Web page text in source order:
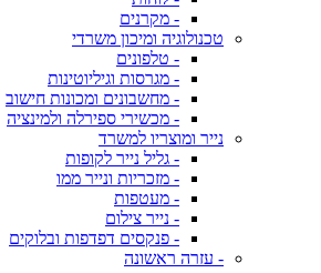
- מקרנים
טכנולוגיה ומיכון משרדי
- טלפונים
- מגרסות וגיליוטינות
- מחשבונים ומכונות חישוב
- מכשירי ספירלה ולמינציה
נייר ומוצריו למשרד
- גליל נייר לקופות
- מזכריות ונייר ממו
- מעטפות
- נייר צילום
- פנקסים דפדפות ובלוקים
- עזרה ראשונה